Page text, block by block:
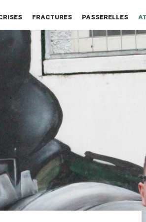
FRACTURES PASSERELLES